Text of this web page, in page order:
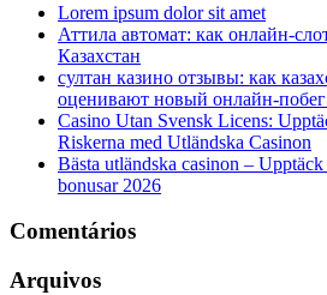
Lorem ipsum dolor sit amet
Аттила автомат: как
Казахстан
султан казино отзывы: как
оценивают новый онлайн‑побег
Casino Utan Svensk Licens:
Riskerna med Utländska Casinon
Bästa utländska casinon –
bonusar 2026
Comentários
Arquivos